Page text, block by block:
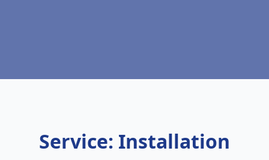
Service: Installation